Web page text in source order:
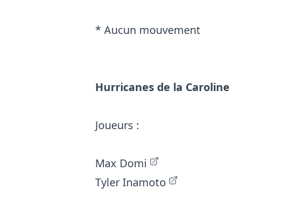
* Aucun mouvement
Hurricanes de la Caroline
Joueurs :
Max Domi
Tyler Inamoto